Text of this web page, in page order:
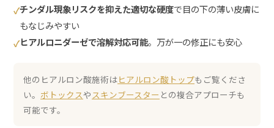
✓チンダル現象リスクを抑えた適切な硬度で目の下の薄い皮膚に
もなじみやすい
✓ヒアルロニダーゼで溶解対応可能。万が一の修正にも安心
他のヒアルロン酸施術はヒアルロン酸トップもご覧くださ
い。 ボトックスや スキンブースター との複合アプローチも
可能です。